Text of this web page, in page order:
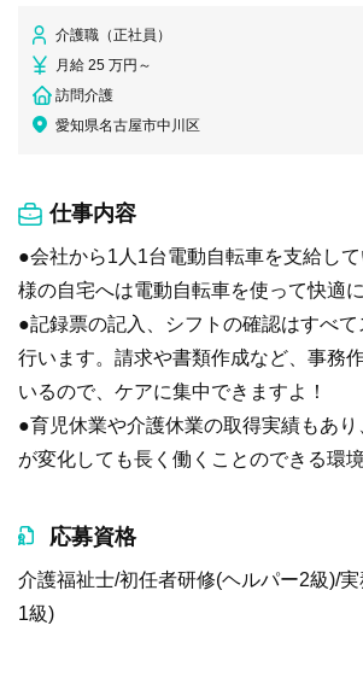
介護職（正社員）
月給 25 万円～
訪問介護
愛知県名古屋市中川区
仕事内容
●会社から1人1台電動自転車を支給し
様の自宅へは電動自転車を使って快適
●記録票の記入、シフトの確認はすべ
行います。請求や書類作成など、事務
いるので、ケアに集中できますよ！
●育児休業や介護休業の取得実績もあ
が変化しても長く働くことのできる環
応募資格
介護福祉士/初任者研修(ヘルパー2級)/
1級)